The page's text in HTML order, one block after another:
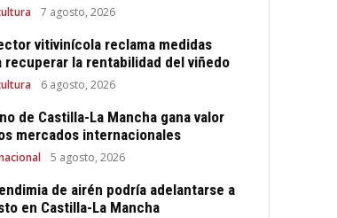
7 agosto, 2026
vitivinícola reclama medidas
recuperar la rentabilidad del viñedo
6 agosto, 2026
de Castilla-La Mancha gana valor
mercados internacionales
5 agosto, 2026
de airén podría adelantarse a
en Castilla-La Mancha